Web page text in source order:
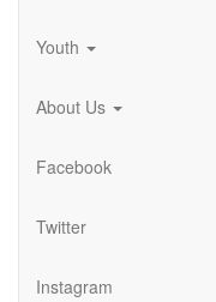
Youth
About Us
Facebook
Twitter
Instagram